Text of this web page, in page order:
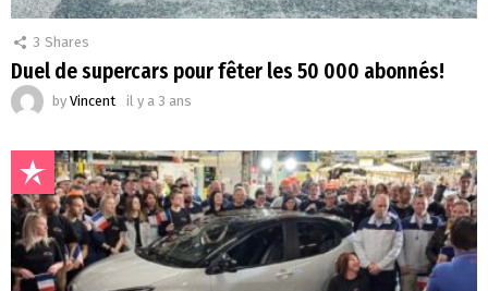
3 Shares
Duel de supercars pour fêter les 50 000 abonnés!
by Vincent il y a 3 ans